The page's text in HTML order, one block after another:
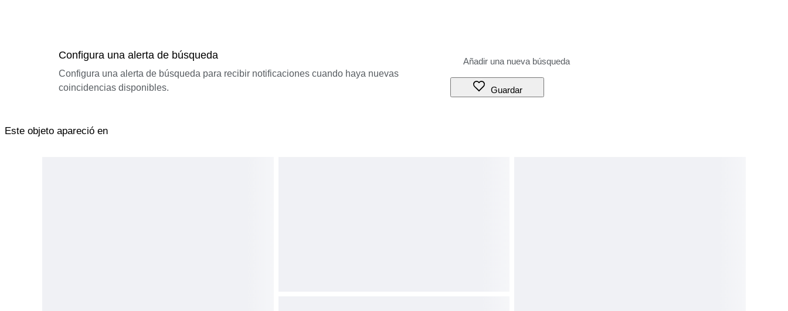
Configura una alerta de búsqueda
Configura una alerta de búsqueda para recibir notificaciones cuando haya nuevas
coincidencias disponibles.
Guardar
Este objeto apareció en